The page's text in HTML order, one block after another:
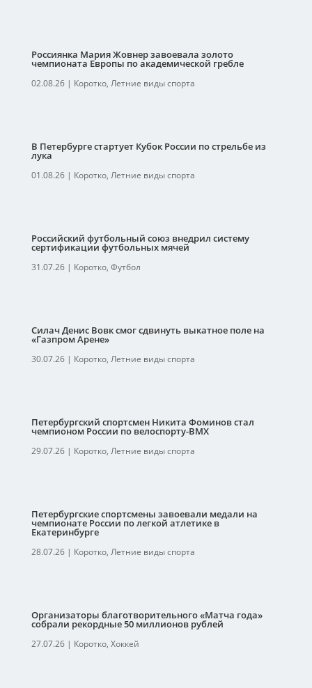
Россиянка Мария Жовнер завоевала золото
чемпионата Европы по академической гребле
02.08.26| Коротко, Летние виды спорта
В Петербурге стартует Кубок России по стрельбе из
лука
01.08.26| Коротко, Летние виды спорта
Российский футбольный союз внедрил систему
сертификации футбольных мячей
31.07.26| Коротко, Футбол
Силач Денис Вовк смог сдвинуть выкатное поле на
«Газпром Арене»
30.07.26| Коротко, Летние виды спорта
Петербургский спортсмен Никита Фоминов стал
чемпионом России по велоспорту-ВМХ
29.07.26| Коротко, Летние виды спорта
Петербургские спортсмены завоевали медали на
чемпионате России по легкой атлетике в
Екатеринбурге
28.07.26| Коротко, Летние виды спорта
Организаторы благотворительного «Матча года»
собрали рекордные 50 миллионов рублей
27.07.26| Коротко, Хоккей